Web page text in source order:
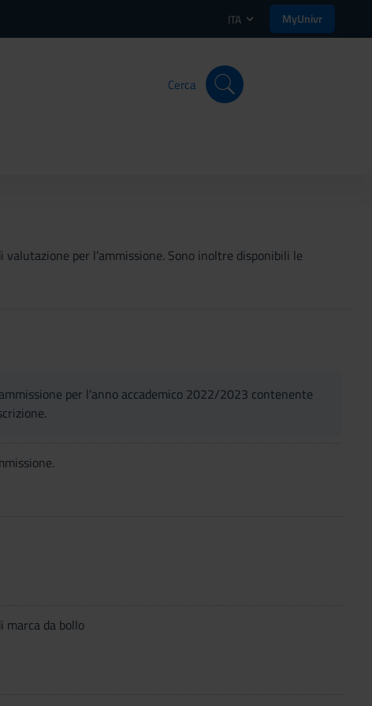
ITA MyUnivr
Cerca
per l’ammissione. Sono inoltre disponibili le
per l'anno accademico 2022/2023 contenente
marca da bollo